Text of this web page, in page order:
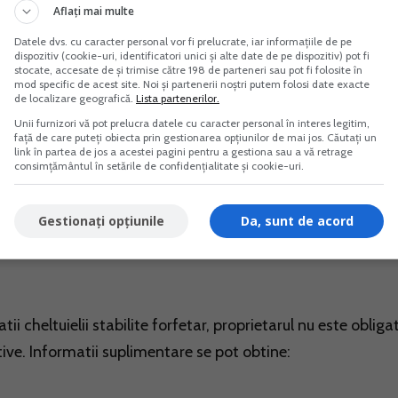
Vreau acest produs →
prevazute in contractul incheiat intre parti pentru
Venitul net din cedarea folosintei bunurilor se
datelor din contabilitate sau prin deducerea din
de 40% asupra venitului brut si a contributiiilor de
de asigurari sociale de sanatate datorate se
cheltuielii stabilite forfetar, proprietarul nu este
Informatii suplimentare se pot obtine:
Aflați mai multe
Datele dvs. cu caracter personal vor fi prelucrate, iar informațiile de pe
dispozitiv (cookie-uri, identificatori unici și alte date de pe dispozitiv) pot fi
stocate, accesate de și trimise către 198 de parteneri sau pot fi folosite în
mod specific de acest site. Noi și partenerii noștri putem folosi date exacte
de localizare geografică. Lista partenerilor.
Unii furnizori vă pot prelucra datele cu caracter personal în interes legitim,
față de care puteți obiecta prin gestionarea opțiunilor de mai jos. Căutați un
link în partea de jos a acestei pagini pentru a gestiona sau a vă retrage
consimțământul în setările de confidențialitate și cookie-uri.
Da, sunt de acord
Gestionați opțiunile